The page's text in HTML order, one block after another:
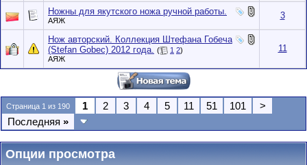
Ножны для якутского ножа ручной работы.
АЯЖ 3
Нож авторский. Коллекция Штефана Гобеча
(Stefan Gobec) 2012 года. ( 1 2)
АЯЖ
11
Страница 1 из 190 1 2 3 4 5 11 51 101
>
Последняя »
Опции просмотра